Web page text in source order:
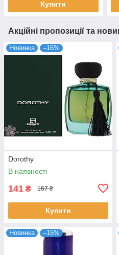
Купити
Акційні пропозиції та
Новинка –16%
Dorothy
В наявності
141 ₴ 167 ₴
Купити
Новинка –15%